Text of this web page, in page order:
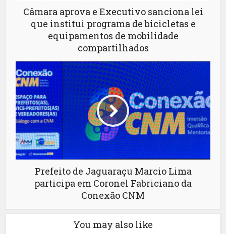
Câmara aprova e Executivo sanciona lei
que institui programa de bicicletas e
equipamentos de mobilidade
compartilhados
Prefeito de Jaguaraçu Marcio Lima
participa em Coronel Fabriciano da
Conexão CNM
You may also like